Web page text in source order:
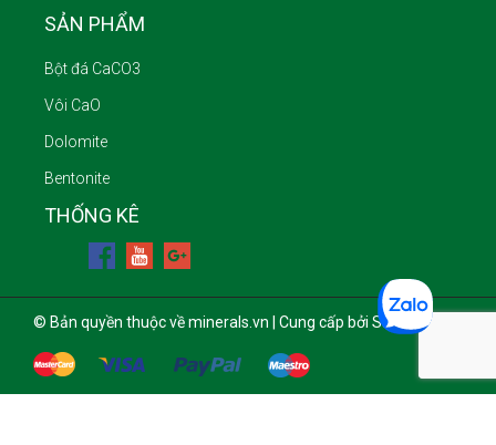
SẢN PHẨM
Bột đá CaCO3
Vôi CaO
Dolomite
Bentonite
THỐNG KÊ
© Bản quyền thuộc về minerals.vn | Cung cấp bởi Sapo